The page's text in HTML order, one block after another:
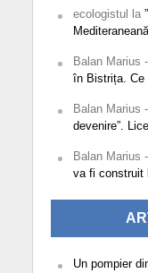
ecologistul la
Balan Marius
în Bistrița. Ce
Balan Marius
devenire”.
Balan Marius
va fi construit
Un pompier